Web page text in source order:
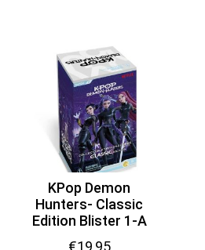
KPop Demon
Hunters- Classic
Edition Blister 1-A
€19,95